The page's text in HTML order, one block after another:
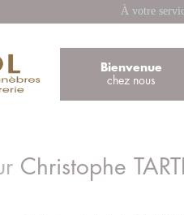
À votre
Bienvenue
chez nous
Christophe